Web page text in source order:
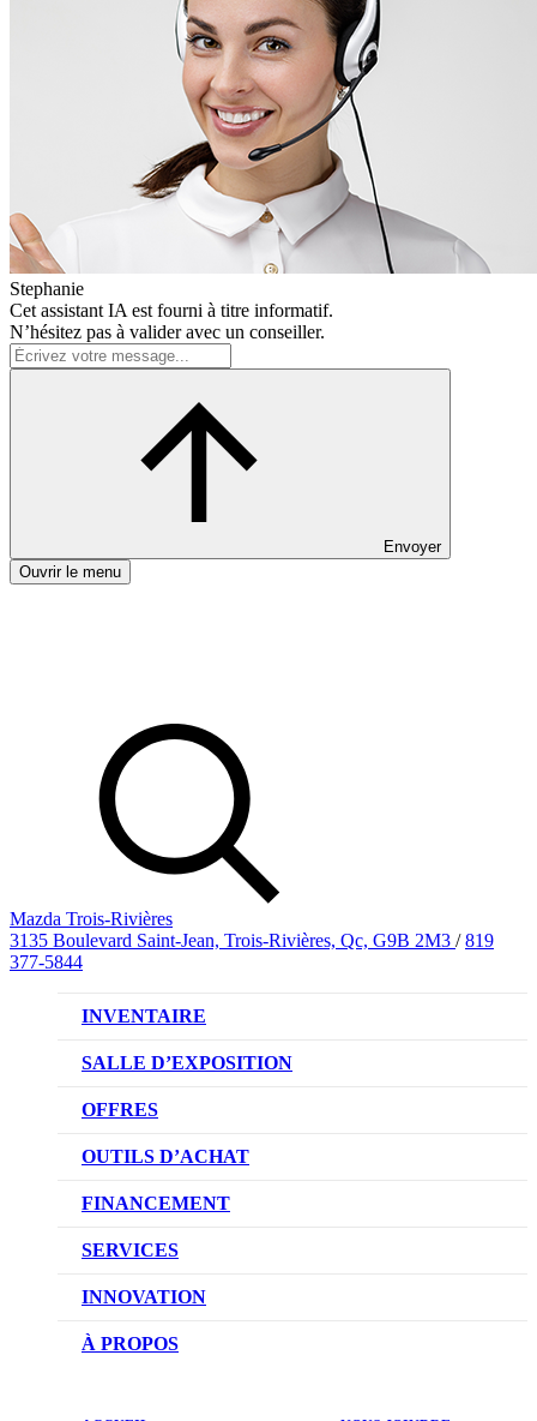
Stephanie
Cet assistant IA est fourni à titre informatif.
N’hésitez pas à valider avec un conseiller.
Envoyer
Ouvrir le menu
Mazda Trois-Rivières
3135 Boulevard Saint-Jean, Trois-Rivières, Qc, G9B 2M3 / 819
377-5844
INVENTAIRE
VÉHICULES NEUFS
VÉHICULES D’OCCASION
SALLE D’EXPOSITION
OFFRES
OFFRES DU CONCESSIONNAIRE
OUTILS D’ACHAT
CONFIGUREZ VOTRE VÉHICULE
RÉSERVEZ UN ESSAI ROUTIER
DEMANDEZ UN PRIX
FINANCEMENT
NOTRE DIFFÉRENCE
DEMANDE DE CRÉDIT AUTO
SERVICES
NOTRE PROMESSE
PRENDRE UN RENDEZ-VOUS
INNOVATION
TECHNOLOGIE SKYACTIV
À PROPOS